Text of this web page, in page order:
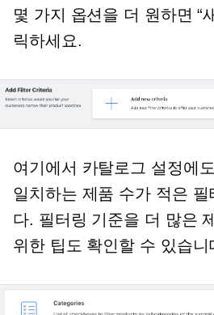
몇 가지 옵션을 더 원하면 “
릭하세요.
여기에서 카탈로그 설정에
일치하는 제품 수가 적은 필
다. 필터링 기준을 더 많은
위한 팁도 확인할 수 있습니